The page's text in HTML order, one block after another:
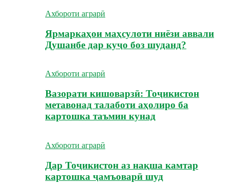
Ахбороти аграрӣ
Ярмаркаҳои маҳсулоти ниёзи аввали
Душанбе дар куҷо боз шуданд?
Ахбороти аграрӣ
Вазорати кишоварзӣ: Тоҷикистон
метавонад талаботи аҳолиро ба
картошка таъмин кунад
Ахбороти аграрӣ
Дар Тоҷикистон аз нақша камтар
картошка ҷамъоварӣ шуд